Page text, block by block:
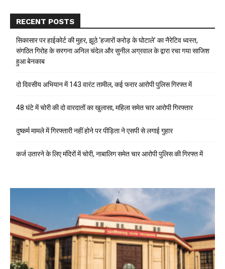
RECENT POSTS
सिकासार पर हाईकोर्ट की मुहर, झूठे ‘हजारों करोड़ के घोटाले’ का नैरेटिव ध्वस्त,
संगठित गिरोह के सरगना अनिल चंदेल और सुनील अग्रवाल के द्वारा रचा गया साजिश
हुआ बेनकाब
दो दिवसीय अभियान में 143 वारंट तामील, कई फरार आरोपी पुलिस गिरफ्त में
48 घंटे में चोरी की दो वारदातों का खुलासा, महिला समेत चार आरोपी गिरफ्तार
दुष्कर्म मामले में गिरफ्तारी नहीं होने पर पीड़िता ने एसपी से लगाई गुहार
कर्ज उतारने के लिए मंदिरों में चोरी, नाबालिग समेत चार आरोपी पुलिस की गिरफ्त में